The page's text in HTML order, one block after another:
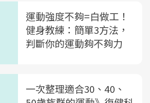
運動強度不夠=白做工！
健身教練：簡單3方法，
判斷你的運動夠不夠力
一次整理適合30、40、